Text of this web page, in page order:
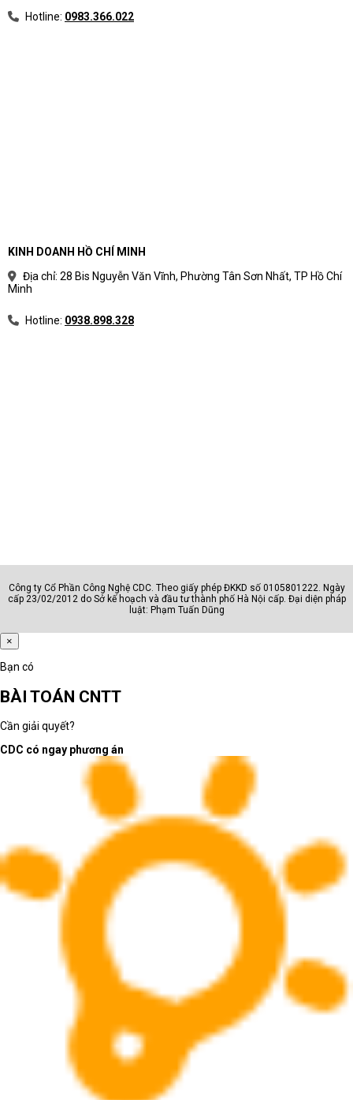
Hotline: 0983.366.022
KINH DOANH HỒ CHÍ MINH
Địa chỉ: 28 Bis Nguyễn Văn Vĩnh, Phường Tân Sơn Nhất, TP Hồ Chí
Minh
Hotline: 0938.898.328
Công ty Cổ Phần Công Nghệ CDC. Theo giấy phép ĐKKD số 0105801222. Ngày
cấp 23/02/2012 do Sở kế hoạch và đầu tư thành phố Hà Nội cấp. Đại diện pháp
luật: Phạm Tuấn Dũng
×
Bạn có
BÀI TOÁN CNTT
Cần giải quyết?
CDC có ngay phương án